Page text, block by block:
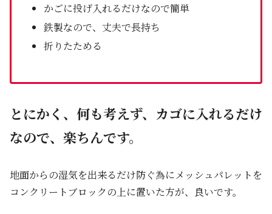
かごに投げ入れるだけなので簡単
鉄製なので、丈夫で長持ち
折りたためる
とにかく、何も考えず、カゴに入れるだけ
なので、楽ちんです。
地面からの湿気を出来るだけ防ぐ為にメッシュパレットを
コンクリートブロックの上に置いた方が、良いです。